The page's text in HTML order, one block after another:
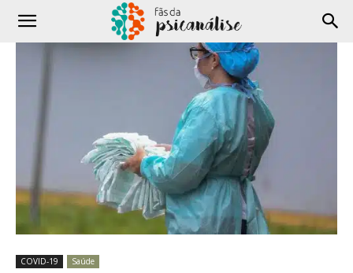
COVID-19 Saúde